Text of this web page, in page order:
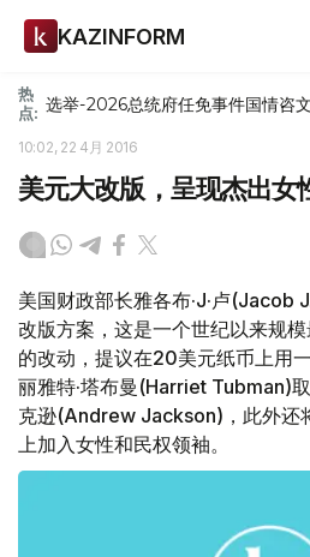
KAZINFORM
热
点: 选举-2026总统府任免事件国情咨文
10:02, 22 4月 2016
美元大改版，呈现杰出女
美国财政部长雅各布·J·卢(Jacob
改版方案，这是一个世纪以来规
的改动，提议在20美元纸币上用
丽雅特·塔布曼(Harriet Tubman)
克逊(Andrew Jackson)，此外还
上加入女性和民权领袖。